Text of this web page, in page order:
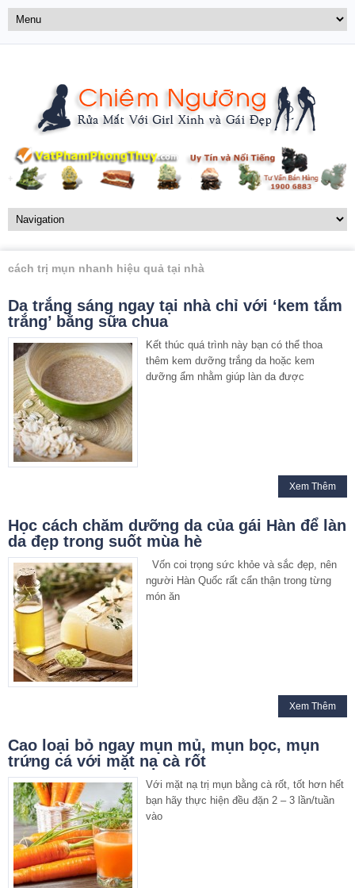
cách trị mụn nhanh hiệu quả tại nhà
Da trắng sáng ngay tại nhà chỉ với ‘kem tắm
trắng’ bằng sữa chua
Kết thúc quá trình này bạn có thể thoa
thêm kem dưỡng trắng da hoặc kem
dưỡng ẩm nhằm giúp làn da được
Xem Thêm
Học cách chăm dưỡng da của gái Hàn để làn
da đẹp trong suốt mùa hè
Vốn coi trọng sức khỏe và sắc đẹp, nên
người Hàn Quốc rất cẩn thận trong từng
món ăn
Xem Thêm
Cao loại bỏ ngay mụn mủ, mụn bọc, mụn
trứng cá với mặt nạ cà rốt
Với mặt nạ trị mụn bằng cà rốt, tốt hơn hết
bạn hãy thực hiện đều đặn 2 – 3 lần/tuần
vào